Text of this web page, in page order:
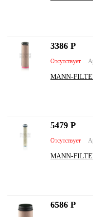
Отсутствует
MANN-
3386 Р
Отсутствует
MANN-
5479 Р
6586 Р